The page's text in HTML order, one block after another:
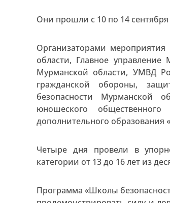
Они прошли с 10 по 14
Организаторами
области, Главное
Мурманской области, УМВД
гражданской обороны,
безопасности Мурманской
юношеского
дополнительного образования
Четыре дня провели в
категории от 13 до 16 лет из
Программа «Школы